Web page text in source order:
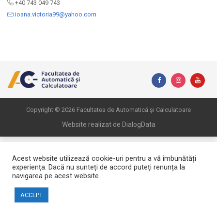
+40 743 049 743
ioana.victoria99@yahoo.com
Copyright © 2026 Facultatea de Automatică și Calculatoare
Website realizat de DialogData
Acest website utilizează cookie-uri pentru a vă îmbunătăți
experiența. Dacă nu sunteți de accord puteți renunța la
navigarea pe acest website.
ACCEPT